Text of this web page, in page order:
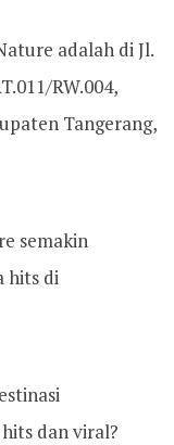
adalah di Jl.
RW.004,
Tangerang,
semakin
hits di
dan viral?